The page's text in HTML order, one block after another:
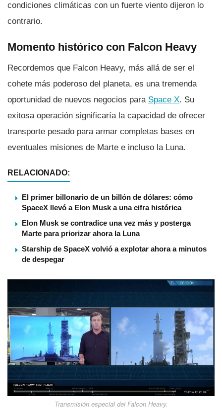
condiciones climáticas con un fuerte viento dijeron lo
contrario.
Momento histórico con Falcon Heavy
Recordemos que Falcon Heavy, más allá de ser el
cohete más poderoso del planeta, es una tremenda
oportunidad de nuevos negocios para Space X. Su
exitosa operación significarí­a la capacidad de ofrecer
transporte pesado para armar completas bases en
eventuales misiones de Marte e incluso la Luna.
RELACIONADO:
El primer billonario de un billón de dólares: cómo
SpaceX llevó a Elon Musk a una cifra histórica
Elon Musk se contradice una vez más y posterga
Marte para priorizar ahora la Luna
Starship de SpaceX volvió a explotar ahora a minutos
de despegar
Transmisión especial del Falcon Heavy.